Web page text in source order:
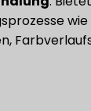
wie